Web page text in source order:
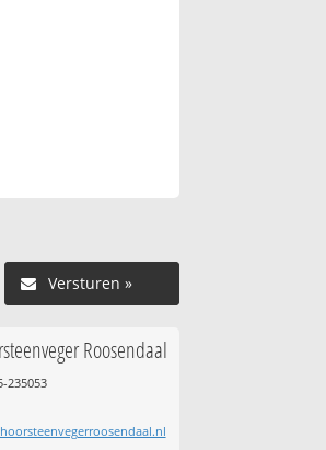
Versturen »
Roosendaal
235053